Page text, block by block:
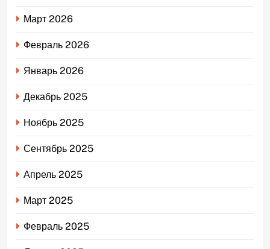
Март 2026
Февраль 2026
Январь 2026
Декабрь 2025
Ноябрь 2025
Сентябрь 2025
Апрель 2025
Март 2025
Февраль 2025